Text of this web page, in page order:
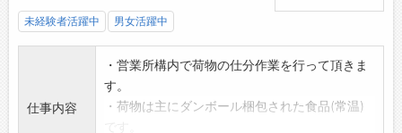
未経験者活躍中 男女活躍中
仕事内容
・営業所構内で荷物の仕分作業を行って頂きま
す。
・荷物は主にダンボール梱包された食品(常温)